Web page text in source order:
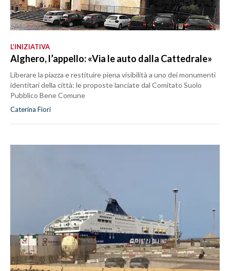
L’INIZIATIVA
Alghero, l’appello: «Via le auto dalla Cattedrale»
Liberare la piazza e restituire piena visibilità a uno dei monumenti
identitari della città: le proposte lanciate dal Comitato Suolo
Pubblico Bene Comune
Caterina Fiori